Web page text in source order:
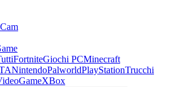
FortniteGiochi PCMinecraft
NintendoPalworldPlayStationTrucchi
XBox